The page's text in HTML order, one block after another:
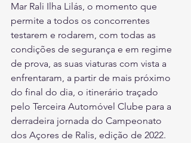
Mar Rali Ilha Lilás, o momento que
permite a todos os concorrentes
testarem e rodarem, com todas as
condições de segurança e em regime
de prova, as suas viaturas com vista a
enfrentaram, a partir de mais próximo
do final do dia, o itinerário traçado
pelo Terceira Automóvel Clube para a
derradeira jornada do Campeonato
dos Açores de Ralis, edição de 2022.